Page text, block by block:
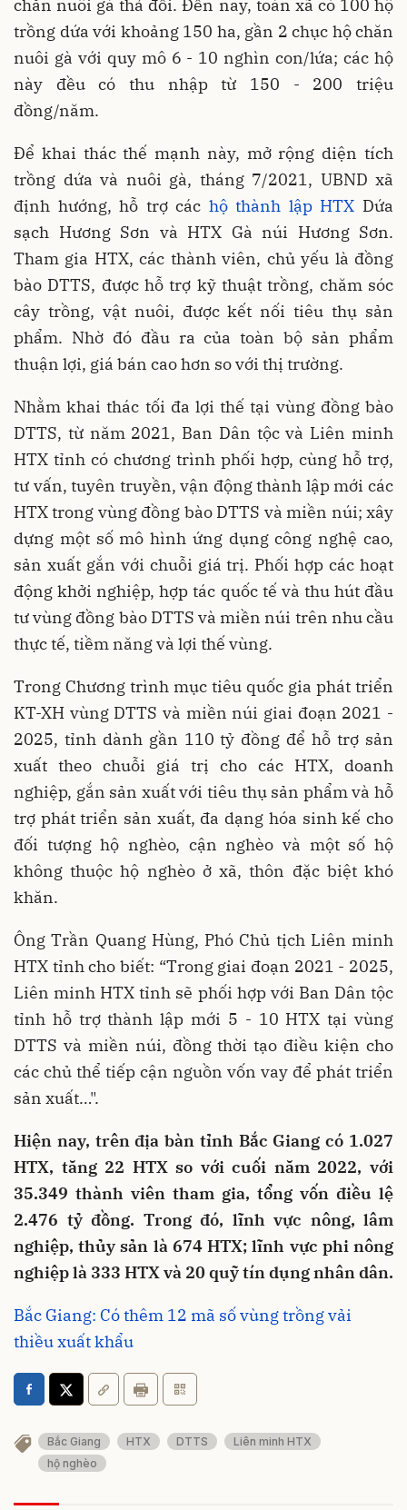
chăn nuôi gà thả đồi. Đến nay, toàn xã có 100 hộ
trồng dứa với khoảng 150 ha, gần 2 chục hộ chăn
nuôi gà với quy mô 6 - 10 nghìn con/lứa; các hộ
này đều có thu nhập từ 150 - 200 triệu
đồng/năm.
Để khai thác thế mạnh này, mở rộng diện tích
trồng dứa và nuôi gà, tháng 7/2021, UBND xã
định hướng, hỗ trợ các hộ thành lập HTX Dứa
sạch Hương Sơn và HTX Gà núi Hương Sơn.
Tham gia HTX, các thành viên, chủ yếu là đồng
bào DTTS, được hỗ trợ kỹ thuật trồng, chăm sóc
cây trồng, vật nuôi, được kết nối tiêu thụ sản
phẩm. Nhờ đó đầu ra của toàn bộ sản phẩm
thuận lợi, giá bán cao hơn so với thị trường.
Nhằm khai thác tối đa lợi thế tại vùng đồng bào
DTTS, từ năm 2021, Ban Dân tộc và Liên minh
HTX tỉnh có chương trình phối hợp, cùng hỗ trợ,
tư vấn, tuyên truyền, vận động thành lập mới các
HTX trong vùng đồng bào DTTS và miền núi; xây
dựng một số mô hình ứng dụng công nghệ cao,
sản xuất gắn với chuỗi giá trị. Phối hợp các hoạt
động khởi nghiệp, hợp tác quốc tế và thu hút đầu
tư vùng đồng bào DTTS và miền núi trên nhu cầu
thực tế, tiềm năng và lợi thế vùng.
Trong Chương trình mục tiêu quốc gia phát triển
KT-XH vùng DTTS và miền núi giai đoạn 2021 -
2025, tỉnh dành gần 110 tỷ đồng để hỗ trợ sản
xuất theo chuỗi giá trị cho các HTX, doanh
nghiệp, gắn sản xuất với tiêu thụ sản phẩm và hỗ
trợ phát triển sản xuất, đa dạng hóa sinh kế cho
đối tượng hộ nghèo, cận nghèo và một số hộ
không thuộc hộ nghèo ở xã, thôn đặc biệt khó
khăn.
Ông Trần Quang Hùng, Phó Chủ tịch Liên minh
HTX tỉnh cho biết: “Trong giai đoạn 2021 - 2025,
Liên minh HTX tỉnh sẽ phối hợp với Ban Dân tộc
tỉnh hỗ trợ thành lập mới 5 - 10 HTX tại vùng
DTTS và miền núi, đồng thời tạo điều kiện cho
các chủ thể tiếp cận nguồn vốn vay để phát triển
sản xuất…".
Hiện nay, trên địa bàn tỉnh Bắc Giang có 1.027
HTX, tăng 22 HTX so với cuối năm 2022, với
35.349 thành viên tham gia, tổng vốn điều lệ
2.476 tỷ đồng. Trong đó, lĩnh vực nông, lâm
nghiệp, thủy sản là 674 HTX; lĩnh vực phi nông
nghiệp là 333 HTX và 20 quỹ tín dụng nhân dân.
Bắc Giang: Có thêm 12 mã số vùng trồng vải
thiều xuất khẩu
Bắc Giang HTX DTTS
Liên minh HTX
hộ nghèo